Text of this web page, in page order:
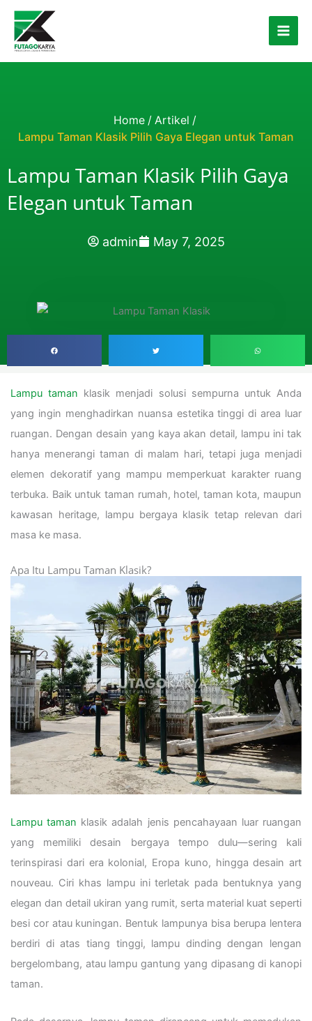
Skip to content
Home / Artikel /
Lampu Taman Klasik Pilih Gaya Elegan untuk Taman
Lampu Taman Klasik Pilih Gaya
Elegan untuk Taman
admin May 7, 2025
Lampu taman klasik menjadi solusi sempurna untuk Anda
yang ingin menghadirkan nuansa estetika tinggi di area luar
ruangan. Dengan desain yang kaya akan detail, lampu ini tak
hanya menerangi taman di malam hari, tetapi juga menjadi
elemen dekoratif yang mampu memperkuat karakter ruang
terbuka. Baik untuk taman rumah, hotel, taman kota, maupun
kawasan heritage, lampu bergaya klasik tetap relevan dari
masa ke masa.
Apa Itu Lampu Taman Klasik?
Lampu taman klasik adalah jenis pencahayaan luar ruangan
yang memiliki desain bergaya tempo dulu—sering kali
terinspirasi dari era kolonial, Eropa kuno, hingga desain art
nouveau. Ciri khas lampu ini terletak pada bentuknya yang
elegan dan detail ukiran yang rumit, serta material kuat seperti
besi cor atau kuningan. Bentuk lampunya bisa berupa lentera
berdiri di atas tiang tinggi, lampu dinding dengan lengan
bergelombang, atau lampu gantung yang dipasang di kanopi
taman.